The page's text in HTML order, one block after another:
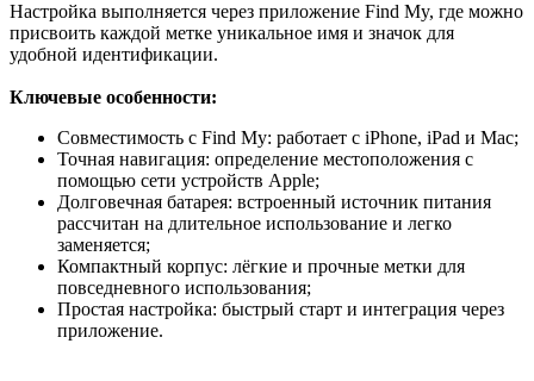
Настройка выполняется через приложение Find My, где можно
присвоить каждой метке уникальное имя и значок для
удобной идентификации.
Ключевые особенности:
Совместимость с Find My: работает с iPhone, iPad и Mac;
Точная навигация: определение местоположения с
помощью сети устройств Apple;
Долговечная батарея: встроенный источник питания
рассчитан на длительное использование и легко
заменяется;
Компактный корпус: лёгкие и прочные метки для
повседневного использования;
Простая настройка: быстрый старт и интеграция через
приложение.